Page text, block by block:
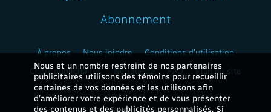
Nous et un nombre restreint de nos partenaires
publicitaires utilisons des témoins pour recueillir
certaines de vos données et les utilisons afin
d’améliorer votre expérience et de vous présenter
des contenus et des publicités personnalisés. Si
Abonnement
À propos Nous joindre
Conditions d'utilisation
Choix publicitaires
Nétiquette FAQ Plan du site